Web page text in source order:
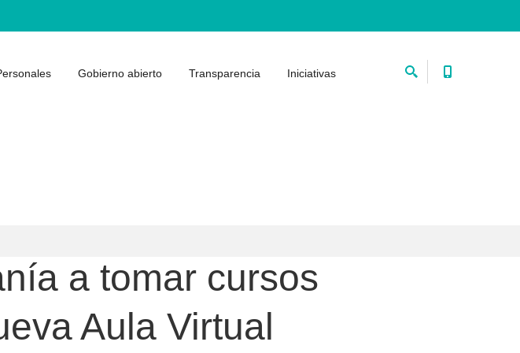
Gobierno abierto Transparencia Iniciativas
a tomar cursos
Aula Virtual